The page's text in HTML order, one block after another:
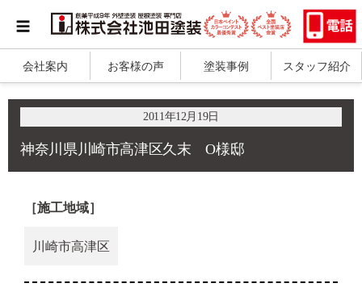
会社案内 お客様の声 塗装事例 スタッフ紹介
2011年12月19日
神奈川県川崎市高津区久末 O様邸
［施工地域］
川崎市高津区